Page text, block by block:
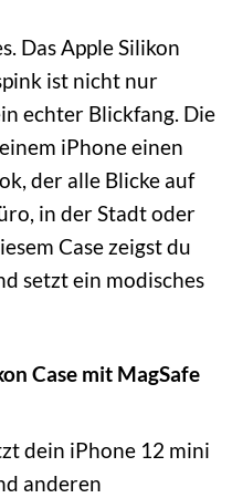
Das Apple Silikon
ist nicht nur
echter Blickfang. Die
iPhone einen
der alle Blicke auf
in der Stadt oder
Case zeigst du
setzt ein modisches
Case mit MagSafe
dein iPhone 12 mini
anderen